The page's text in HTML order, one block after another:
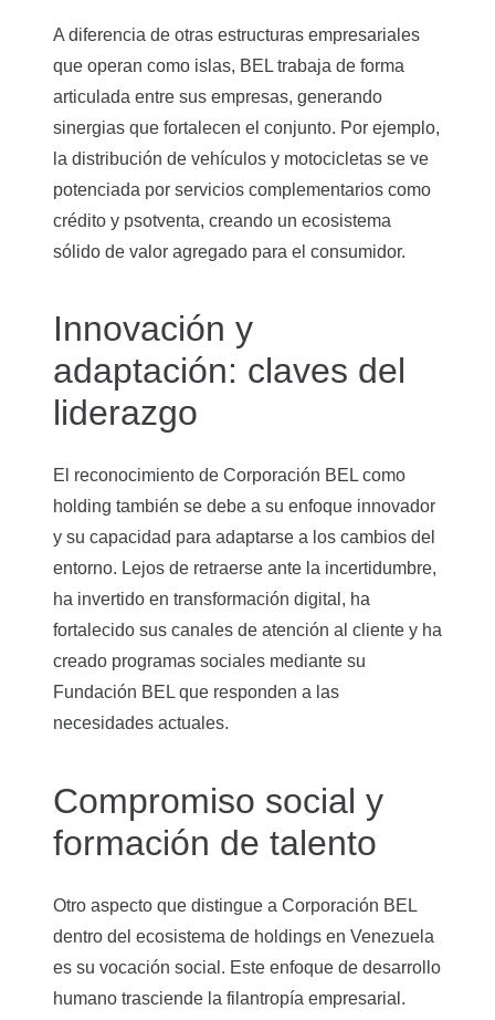
A diferencia de otras estructuras empresariales
que operan como islas, BEL trabaja de forma
articulada entre sus empresas, generando
sinergias que fortalecen el conjunto. Por ejemplo,
la distribución de vehículos y motocicletas se ve
potenciada por servicios complementarios como
crédito y psotventa, creando un ecosistema
sólido de valor agregado para el consumidor.
Innovación y
adaptación: claves del
liderazgo
El reconocimiento de Corporación BEL como
holding también se debe a su enfoque innovador
y su capacidad para adaptarse a los cambios del
entorno. Lejos de retraerse ante la incertidumbre,
ha invertido en transformación digital, ha
fortalecido sus canales de atención al cliente y ha
creado programas sociales mediante su
Fundación BEL que responden a las
necesidades actuales.
Compromiso social y
formación de talento
Otro aspecto que distingue a Corporación BEL
dentro del ecosistema de holdings en Venezuela
es su vocación social. Este enfoque de desarrollo
humano trasciende la filantropía empresarial.